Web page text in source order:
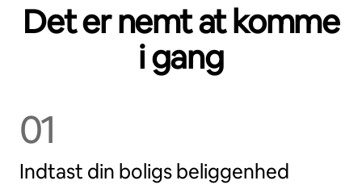
Det er nemt at komme
i gang
01
Indtast din boligs beliggenhed